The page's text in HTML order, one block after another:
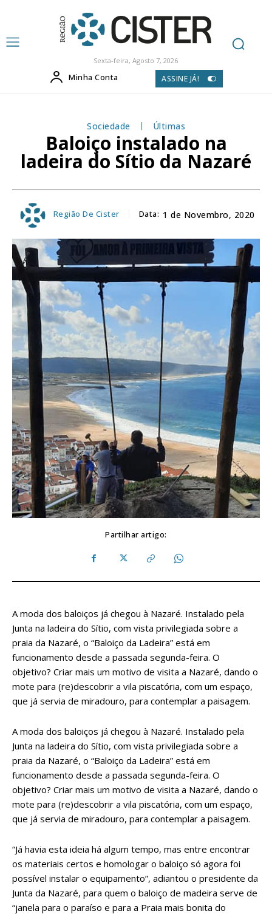
Sexta-feira, Agosto 7, 2026
Minha Conta ASSINE JÁ!
Sociedade Últimas
Baloiço instalado na
ladeira do Sítio da Nazaré
Região De Cister Data: 1 de Novembro, 2020
Partilhar artigo:
A moda dos baloiços já chegou à Nazaré. Instalado pela
Junta na ladeira do Sítio, com vista privilegiada sobre a
praia da Nazaré, o “Baloiço da Ladeira” está em
funcionamento desde a passada segunda-feira. O
objetivo? Criar mais um motivo de visita a Nazaré, dando o
mote para (re)descobrir a vila piscatória, com um espaço,
que já servia de miradouro, para contemplar a paisagem.
A moda dos baloiços já chegou à Nazaré. Instalado pela
Junta na ladeira do Sítio, com vista privilegiada sobre a
praia da Nazaré, o “Baloiço da Ladeira” está em
funcionamento desde a passada segunda-feira. O
objetivo? Criar mais um motivo de visita a Nazaré, dando o
mote para (re)descobrir a vila piscatória, com um espaço,
que já servia de miradouro, para contemplar a paisagem.
“Já havia esta ideia há algum tempo, mas entre encontrar
os materiais certos e homologar o baloiço só agora foi
possível instalar o equipamento”, adiantou o presidente da
Junta da Nazaré, para quem o baloiço de madeira serve de
“janela para o paraíso e para a Praia mais bonita do